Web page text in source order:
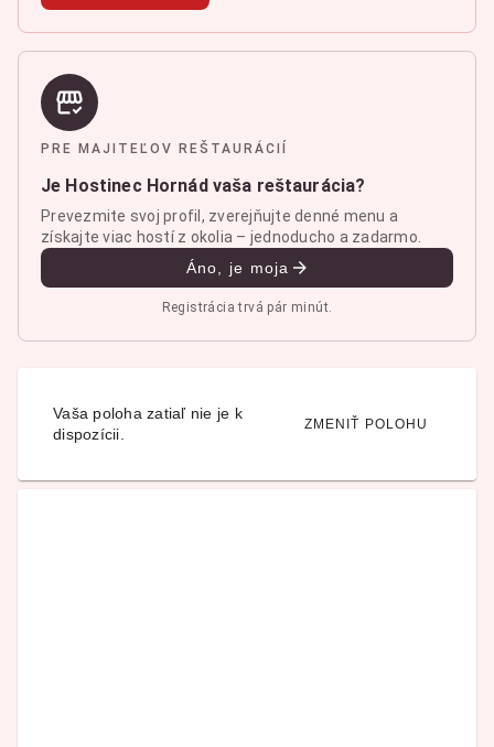
PRE MAJITEĽOV REŠTAURÁCIÍ
Je Hostinec Hornád vaša reštaurácia?
Prevezmite svoj profil, zverejňujte denné menu a
získajte viac hostí z okolia – jednoducho a zadarmo.
Áno, je moja
Registrácia trvá pár minút.
Vaša poloha zatiaľ nie je k
dispozícii.
ZMENIŤ POLOHU